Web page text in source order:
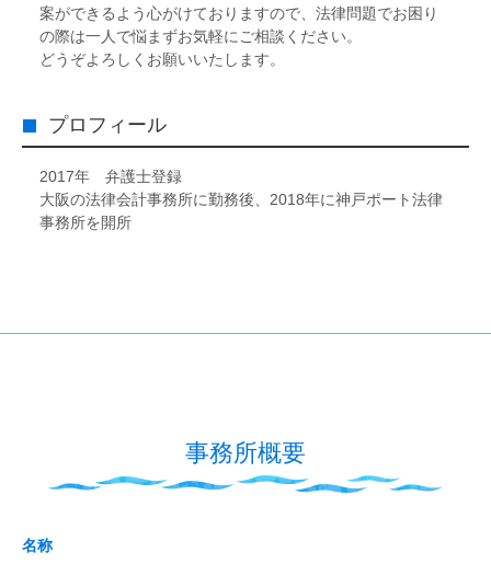
案ができるよう心がけておりますので、法律問題でお困り
の際は一人で悩まずお気軽にご相談ください。
どうぞよろしくお願いいたします。
プロフィール
2017年 弁護士登録
大阪の法律会計事務所に勤務後、2018年に神戸ポート法律
事務所を開所
事務所概要
名称